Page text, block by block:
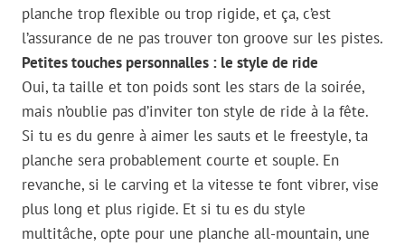
planche trop flexible ou trop rigide, et ça, c’est
l’assurance de ne pas trouver ton groove sur les pistes.
Petites touches personnalles : le style de ride
Oui, ta taille et ton poids sont les stars de la soirée,
mais n’oublie pas d’inviter ton style de ride à la fête.
Si tu es du genre à aimer les sauts et le freestyle, ta
planche sera probablement courte et souple. En
revanche, si le carving et la vitesse te font vibrer, vise
plus long et plus rigide. Et si tu es du style
multitâche, opte pour une planche all-mountain, une